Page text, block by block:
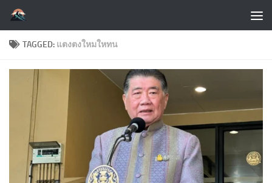
Skip to content
TAGGED: แตงตงใหมใหทน